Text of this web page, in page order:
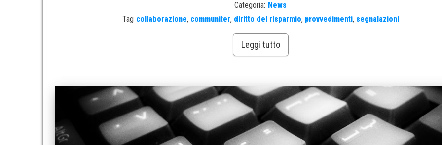
Categoria: News
Tag collaborazione, communiter, diritto del risparmio, provvedimenti, segnalazioni
Leggi tutto